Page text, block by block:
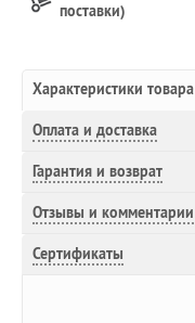
поставки)
Характеристики товара
Оплата и доставка
Гарантия и возврат
Отзывы и комментарии
Сертификаты